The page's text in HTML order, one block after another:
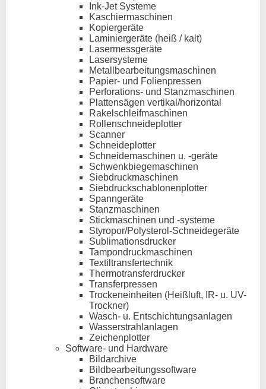
Ink-Jet Systeme
Kaschiermaschinen
Kopiergeräte
Laminiergeräte (heiß / kalt)
Lasermessgeräte
Lasersysteme
Metallbearbeitungsmaschinen
Papier- und Folienpressen
Perforations- und Stanzmaschinen
Plattensägen vertikal/horizontal
Rakelschleifmaschinen
Rollenschneideplotter
Scanner
Schneideplotter
Schneidemaschinen u. -geräte
Schwenkbiegemaschinen
Siebdruckmaschinen
Siebdruckschablonenplotter
Spanngeräte
Stanzmaschinen
Stickmaschinen und -systeme
Styropor/Polysterol-Schneidegeräte
Sublimationsdrucker
Tampondruckmaschinen
Textiltransfertechnik
Thermotransferdrucker
Transferpressen
Trockeneinheiten (Heißluft, IR- u. UV-
Trockner)
Wasch- u. Entschichtungsanlagen
Wasserstrahlanlagen
Zeichenplotter
Software- und Hardware
Bildarchive
Bildbearbeitungssoftware
Branchensoftware